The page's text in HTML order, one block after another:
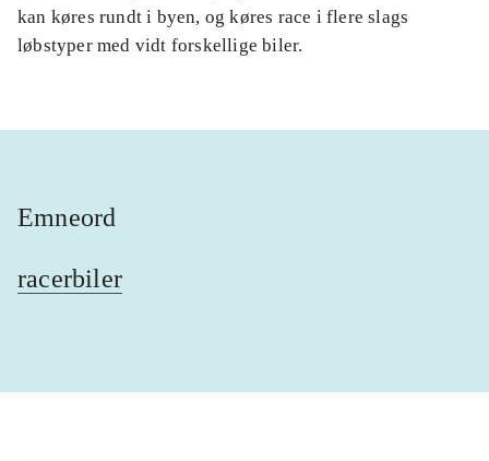
kan køres rundt i byen, og køres race i flere slags
løbstyper med vidt forskellige biler.
Emneord
racerbiler